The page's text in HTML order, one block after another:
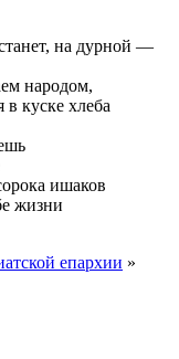
на дурной —
народом,
куске хлеба
ишаков
жизни
епархии »